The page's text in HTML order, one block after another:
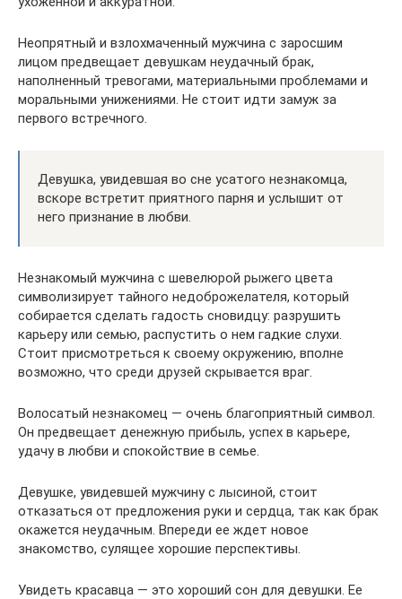
Неопрятный и взлохмаченный мужчина с заросшим
лицом предвещает девушкам неудачный брак,
наполненный тревогами, материальными проблемами и
моральными унижениями. Не стоит идти замуж за
первого встречного.
Девушка, увидевшая во сне усатого незнакомца,
вскоре встретит приятного парня и услышит от
него признание в любви.
Незнакомый мужчина с шевелюрой рыжего цвета
символизирует тайного недоброжелателя, который
собирается сделать гадость сновидцу: разрушить
карьеру или семью, распустить о нем гадкие слухи.
Стоит присмотреться к своему окружению, вполне
возможно, что среди друзей скрывается враг.
Волосатый незнакомец — очень благоприятный символ.
Он предвещает денежную прибыль, успех в карьере,
удачу в любви и спокойствие в семье.
Девушке, увидевшей мужчину с лысиной, стоит
отказаться от предложения руки и сердца, так как брак
окажется неудачным. Впереди ее ждет новое
знакомство, сулящее хорошие перспективы.
Увидеть красавца — это хороший сон для девушки. Ее